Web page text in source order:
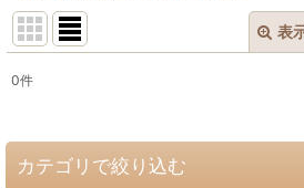
表
並び順 :
0件
カテゴリで絞り込む